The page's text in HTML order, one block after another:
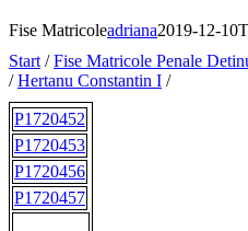
Fise Matricoleadriana2019-12-
Start /Fise Matricole Penale
/Hertanu Constantin I /
P1720452
P1720453
P1720456
P1720457